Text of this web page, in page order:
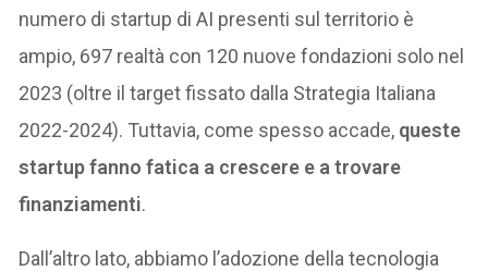
numero di startup di AI presenti sul territorio è
ampio, 697 realtà con 120 nuove fondazioni solo nel
2023 (oltre il target fissato dalla Strategia Italiana
2022-2024). Tuttavia, come spesso accade, queste
startup fanno fatica a crescere e a trovare
finanziamenti.
Dall’altro lato, abbiamo l’adozione della tecnologia